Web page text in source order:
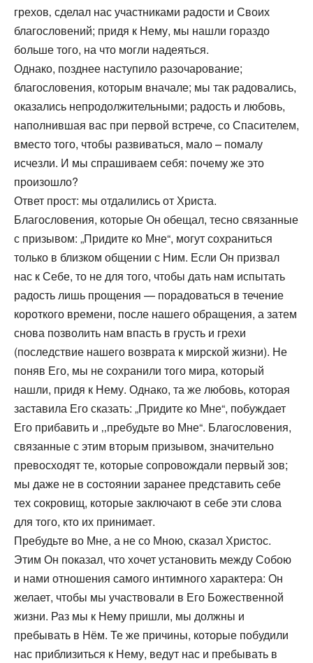
грехов‚ сделал нас участниками радости и Своих
благословений; придя к Нему, мы нашли гораздо
больше того, на что могли надеяться.
Однако, позднее наступило разочарование;
благословения, которым вначале; мы так радовались,
оказались непродолжительными; радость и любовь,
наполнившая вас при первой встрече, со Спасителем,
вместо того, чтобы развиваться, мало – помалу
исчезли. И мы спрашиваем себя: почему же это
произошло?
Ответ прост: мы отдалились от Христа.
Благословения, которые Он обещал, тесно связанные
с призывом: „Придите ко Мне“, могут сохраниться
только в близком общении с Ним. Если Он призвал
нас к Себе, то не для того, чтобы дать нам испытать
радость лишь прощения — порадоваться в течение
короткого времени, после нашего обращения, а затем
снова позволить нам впасть в грусть и грехи
(последствие нашего возврата к мирской жизни). Не
поняв Его, мы не сохранили того мира, который
нашли, придя к Нему. Однако, та же любовь, которая
заставила Его сказать: „Придите ко Мне“, побуждает
Его прибавить и ‚‚пребудьте во Мне“. Благословения,
связанные с этим вторым призывом, значительно
превосходят те, которые сопровождали первый зов;
мы даже не в состоянии заранее представить себе
тех сокровищ, которые заключают в себе эти слова
для того, кто их принимает.
Пребудьте во Мне, а не со Мною, сказал Христос.
Этим Он показал, что хочет установить между Собою
и нами отношения самого интимного характера: Он
желает, чтобы мы участвовали в Его Божественной
жизни. Раз мы к Нему пришли, мы должны и
пребывать в Нём. Те же причины, которые побудили
нас приблизиться к Нему, ведут нас и пребывать в